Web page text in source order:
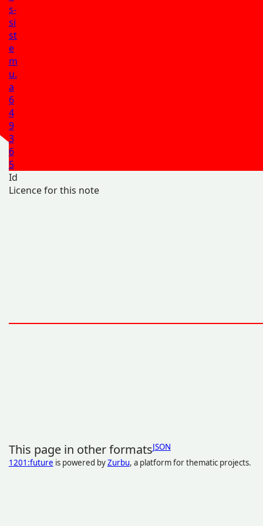
s-
si
st
e
m
u.
a
6
4
9
3
6
5
Id
Licence for this note
This page in other formatsJSON
1201:future is powered byZurbu, a platform for thematic projects.